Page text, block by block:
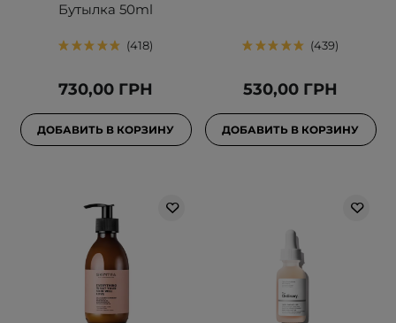
Бутылка 50ml
418
730,00 ГРН
ДОБАВИТЬ В КОРЗИНУ
439
530,00 ГРН
ДОБАВИТЬ В КОРЗИНУ